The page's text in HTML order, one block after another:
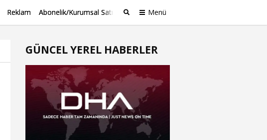
Reklam Abonelik/Kurumsal Satış Menü
GÜNCEL YEREL HABERLER